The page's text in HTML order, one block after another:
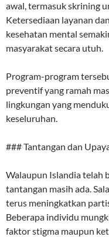
awal, termasuk skrining
Ketersediaan layanan
kesehatan mental
masyarakat secara utuh.
Program-program
preventif yang ramah
lingkungan yang
keseluruhan.
### Tantangan dan
Walaupun Islandia telah
tantangan masih ada.
terus meningkatkan
Beberapa individu
faktor stigma maupun